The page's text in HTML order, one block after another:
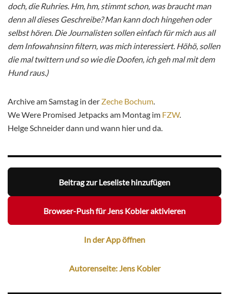
doch, die Ruhries. Hm, hm, stimmt schon, was braucht man
denn all dieses Geschreibe? Man kann doch hingehen oder
selbst hören. Die Journalisten sollen einfach für mich aus all
dem Infowahnsinn filtern, was mich interessiert. Höhö, sollen
die mal twittern und so wie die Doofen, ich geh mal mit dem
Hund raus.)
Archive am Samstag in der Zeche Bochum.
We Were Promised Jetpacks am Montag im FZW.
Helge Schneider dann und wann hier und da.
Beitrag zur Leseliste hinzufügen
Browser-Push für Jens Kobler aktivieren
In der App öffnen
Autorenseite: Jens Kobler